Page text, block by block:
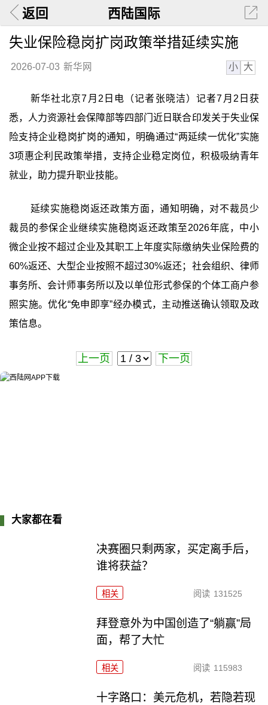
返回 西陆国际
失业保险稳岗扩岗政策举措延续实施
2026-07-03 新华网 小 大
新华社北京7月2日电（记者张晓洁）记者7月2日获
悉，人力资源社会保障部等四部门近日联合印发关于失业保
险支持企业稳岗扩岗的通知，明确通过“两延续一优化”实施
3项惠企利民政策举措，支持企业稳定岗位，积极吸纳青年
就业，助力提升职业技能。
延续实施稳岗返还政策方面，通知明确，对不裁员少
裁员的参保企业继续实施稳岗返还政策至2026年底，中小
微企业按不超过企业及其职工上年度实际缴纳失业保险费的
60%返还、大型企业按照不超过30%返还；社会组织、律师
事务所、会计师事务所以及以单位形式参保的个体工商户参
照实施。优化“免申即享”经办模式，主动推送确认领取及政
策信息。
上一页 下一页
大家都在看
决赛圈只剩两家，买定离手后，
谁将获益？
相关 阅读 131525
拜登意外为中国创造了“躺赢”局
面，帮了大忙
相关 阅读 115983
十字路口：美元危机，若隐若现